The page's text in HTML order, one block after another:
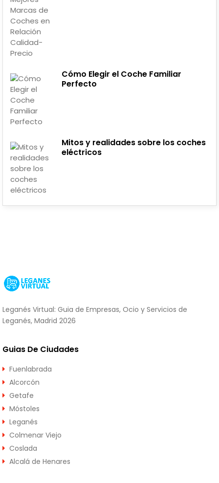
Cómo Elegir el Coche Familiar
Perfecto
Mitos y realidades sobre los coches
eléctricos
Leganés Virtual: Guia de Empresas, Ocio y Servicios de
Leganés, Madrid 2026
Guias De Ciudades
Fuenlabrada
Alcorcón
Getafe
Móstoles
Leganés
Colmenar Viejo
Coslada
Alcalá de Henares